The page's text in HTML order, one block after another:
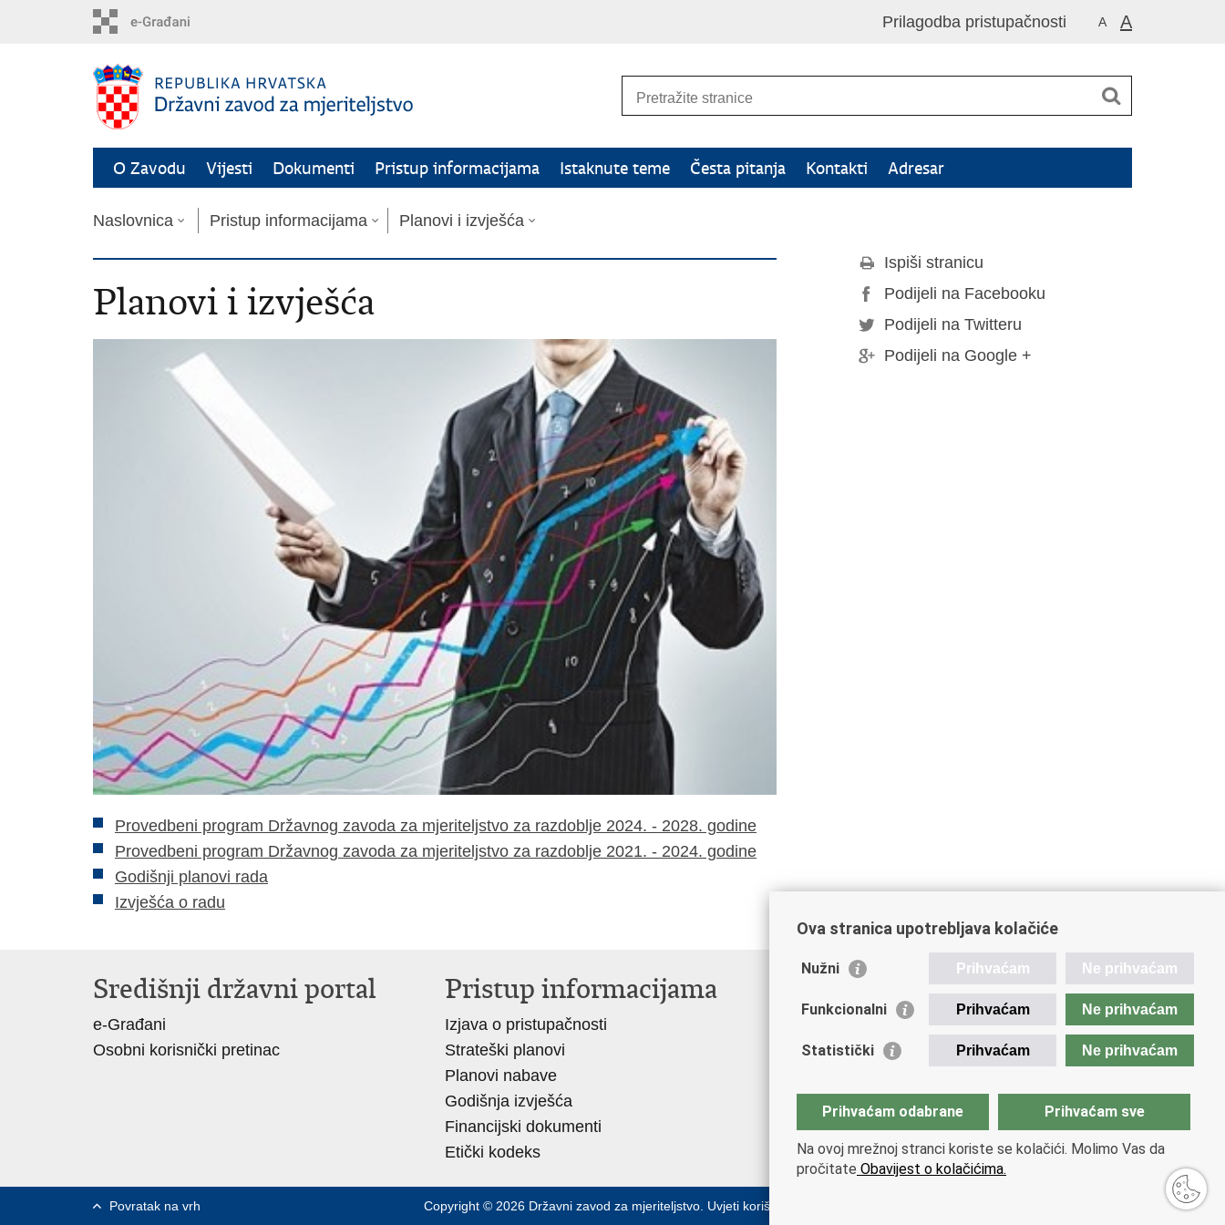
A A
Prilagodba pristupačnosti
O Zavodu Vijesti Dokumenti Pristup informacijama Istaknute teme Česta pitanja Kontakti Adresar
Naslovnica Pristup informacijama Planovi i izvješća
Planovi i izvješća
Provedbeni program Državnog zavoda za mjeriteljstvo za razdoblje 2024. - 2028. godine
Provedbeni program Državnog zavoda za mjeriteljstvo za razdoblje 2021. - 2024. godine
Godišnji planovi rada
Izvješća o radu
Ispiši stranicu
Podijeli na Facebooku
Podijeli na Twitteru
Podijeli na Google +
Središnji državni portal
e-Građani
Osobni korisnički pretinac
Pristup informacijama
Izjava o pristupačnosti
Strateški planovi
Planovi nabave
Godišnja izvješća
Financijski dokumenti
Etički kodeks
Važne poveznice
Ministarstvo gospodarstva i održivog razvoja
OIML
WELMEC
Povratak na vrh Copyright © 2026 Državni zavod za mjeriteljstvo. Uvjeti korištenja
Ova stranica upotrebljava kolačiće
Nužni Prihvaćam Ne prihvaćam
Funkcionalni Prihvaćam Ne prihvaćam
Statistički Prihvaćam Ne prihvaćam
Prihvaćam odabrane Prihvaćam sve
Na ovoj mrežnoj stranci koriste se kolačići. Molimo Vas da
pročitate Obavijest o kolačićima.